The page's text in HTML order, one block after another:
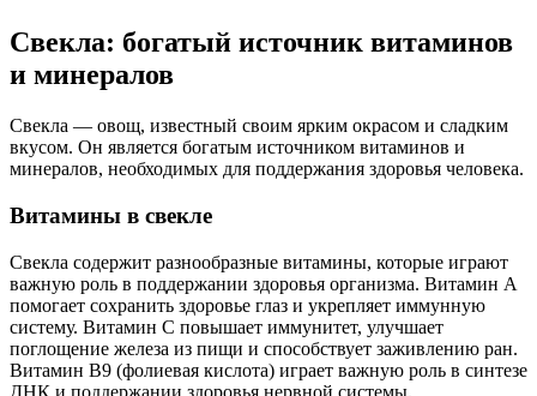
Свекла: богатый источник витаминов
и минералов
Свекла — овощ, известный своим ярким окрасом и сладким
вкусом. Он является богатым источником витаминов и
минералов, необходимых для поддержания здоровья человека.
Витамины в свекле
Свекла содержит разнообразные витамины, которые играют
важную роль в поддержании здоровья организма. Витамин А
помогает сохранить здоровье глаз и укрепляет иммунную
систему. Витамин С повышает иммунитет, улучшает
поглощение железа из пищи и способствует заживлению ран.
Витамин В9 (фолиевая кислота) играет важную роль в синтезе
ДНК и поддержании здоровья нервной системы.